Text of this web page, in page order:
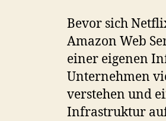
Bevor sich
Amazon Web
einer eigenen
Unternehmen
verstehen und
Infrastruktur